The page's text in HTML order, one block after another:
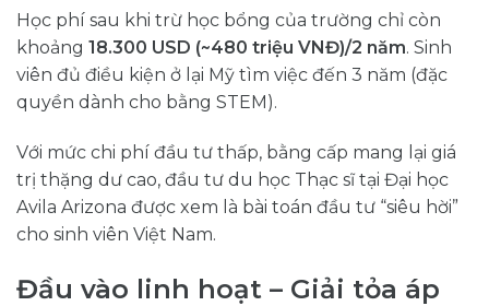
Học phí sau khi trừ học bổng của trường chỉ còn
khoảng 18.300 USD (~480 triệu VNĐ)/2 năm. Sinh
viên đủ điều kiện ở lại Mỹ tìm việc đến 3 năm (đặc
quyền dành cho bằng STEM).
Với mức chi phí đầu tư thấp, bằng cấp mang lại giá
trị thặng dư cao, đầu tư du học Thạc sĩ tại Đại học
Avila Arizona được xem là bài toán đầu tư “siêu hời”
cho sinh viên Việt Nam.
Đầu vào linh hoạt – Giải tỏa áp